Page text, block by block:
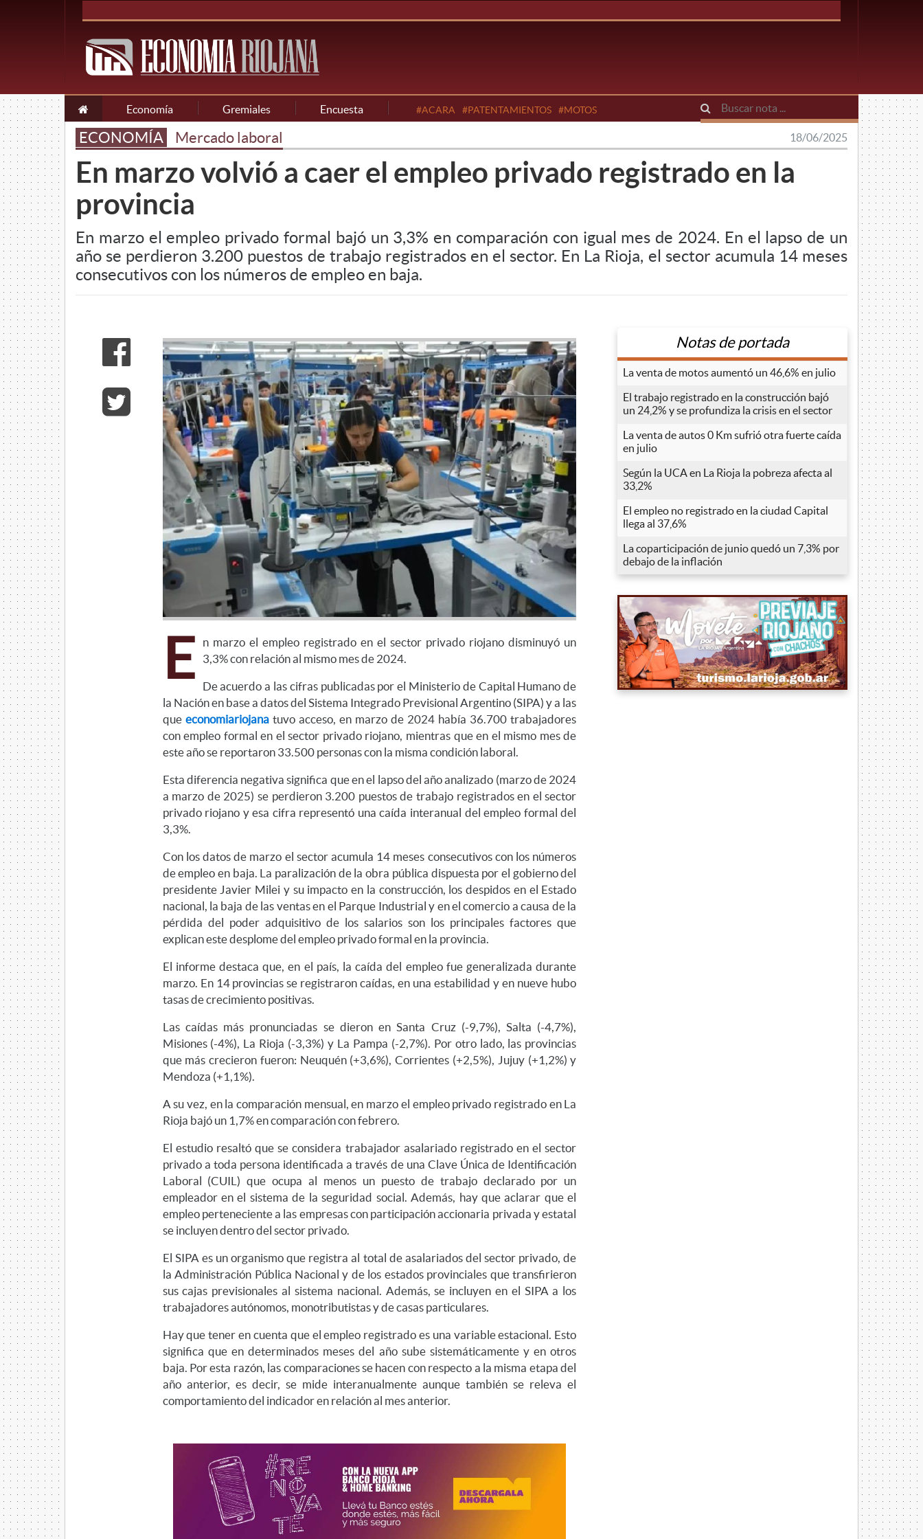
Economía Gremiales Encuesta #ACARA #PATENTAMIENTOS #MOTOS
ECONOMÍA Mercado laboral 18/06/2025
En marzo volvió a caer el empleo privado registrado en la
provincia
En marzo el empleo privado formal bajó un 3,3% en comparación con igual mes de 2024. En el lapso de un
año se perdieron 3.200 puestos de trabajo registrados en el sector. En La Rioja, el sector acumula 14 meses
consecutivos con los números de empleo en baja.
E
n marzo el empleo registrado en el sector privado riojano disminuyó un
3,3% con relación al mismo mes de 2024.
De acuerdo a las cifras publicadas por el Ministerio de Capital Humano de
la Nación en base a datos del Sistema Integrado Previsional Argentino (SIPA) y a las
que economiariojanatuvo acceso, en marzo de 2024 había 36.700 trabajadores
con empleo formal en el sector privado riojano, mientras que en el mismo mes de
este año se reportaron 33.500 personas con la misma condición laboral.
Esta diferencia negativa significa que en el lapso del año analizado (marzo de 2024
a marzo de 2025) se perdieron 3.200 puestos de trabajo registrados en el sector
privado riojano y esa cifra representó una caída interanual del empleo formal del
3,3%.
Con los datos de marzo el sector acumula 14 meses consecutivos con los números
de empleo en baja. La paralización de la obra pública dispuesta por el gobierno del
presidente Javier Milei y su impacto en la construcción, los despidos en el Estado
nacional, la baja de las ventas en el Parque Industrial y en el comercio a causa de la
pérdida del poder adquisitivo de los salarios son los principales factores que
explican este desplome del empleo privado formal en la provincia.
El informe destaca que, en el país, la caída del empleo fue generalizada durante
marzo. En 14 provincias se registraron caídas, en una estabilidad y en nueve hubo
tasas de crecimiento positivas.
Las caídas más pronunciadas se dieron en Santa Cruz (-9,7%), Salta (-4,7%),
Misiones (-4%), La Rioja (-3,3%) y La Pampa (-2,7%). Por otro lado, las provincias
que más crecieron fueron: Neuquén (+3,6%), Corrientes (+2,5%), Jujuy (+1,2%) y
Mendoza (+1,1%).
A su vez, en la comparación mensual, en marzo el empleo privado registrado en La
Rioja bajó un 1,7% en comparación con febrero.
El estudio resaltó que se considera trabajador asalariado registrado en el sector
privado a toda persona identificada a través de una Clave Única de Identificación
Laboral (CUIL) que ocupa al menos un puesto de trabajo declarado por un
empleador en el sistema de la seguridad social. Además, hay que aclarar que el
empleo perteneciente a las empresas con participación accionaria privada y estatal
se incluyen dentro del sector privado.
El SIPA es un organismo que registra al total de asalariados del sector privado, de
la Administración Pública Nacional y de los estados provinciales que transfirieron
sus cajas previsionales al sistema nacional. Además, se incluyen en el SIPA a los
trabajadores autónomos, monotributistas y de casas particulares.
Hay que tener en cuenta que el empleo registrado es una variable estacional. Esto
significa que en determinados meses del año sube sistemáticamente y en otros
baja. Por esta razón, las comparaciones se hacen con respecto a la misma etapa del
año anterior, es decir, se mide interanualmente aunque también se releva el
comportamiento del indicador en relación al mes anterior.
Notas de portada
La venta de motos aumentó un 46,6% en julio
El trabajo registrado en la construcción bajó
un 24,2% y se profundiza la crisis en el sector
La venta de autos 0 Km sufrió otra fuerte caída
en julio
Según la UCA en La Rioja la pobreza afecta al
33,2%
El empleo no registrado en la ciudad Capital
llega al 37,6%
La coparticipación de junio quedó un 7,3% por
debajo de la inflación